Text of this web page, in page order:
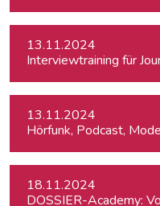
13.11.2024
Interviewtraining für
13.11.2024
Hörfunk, Podcast,
18.11.2024
DOSSIER-Academy: